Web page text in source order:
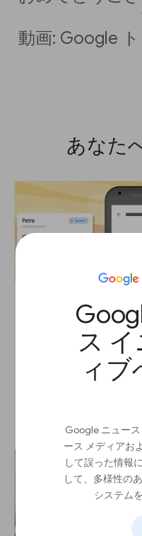
ス
ィブ
Google ニュー
ース メディアお
して誤った情報
して、多様性の
システム
動画: Google
あなた
検証:Google画像
見た目が似ている画
開始